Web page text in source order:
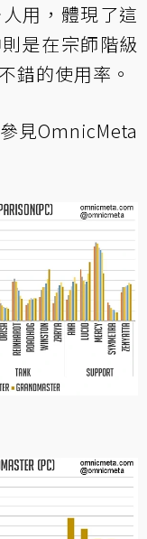
用，體現了這
是在宗師階級
錯的使用率。
見OmnicMeta